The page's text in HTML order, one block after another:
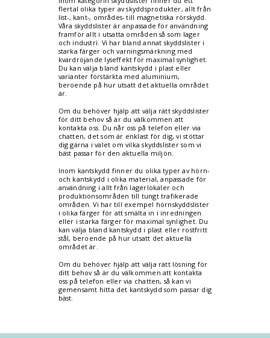
flertal olika typer av skyddsprodukter, allt från
list-, kant-, områdes- till magnetiska rörskydd.
Våra skyddslister är anpassade för användning
framför allt i utsatta områden så som lager
och industri. Vi har bland annat skyddslister i
starka färger och varningsmärkning med
kvardröjande lyseffekt för maximal synlighet.
Du kan välja bland kantskydd i plast eller
varianter förstärkta med aluminium,
beroende på hur utsatt det aktuella området
är.
Om du behöver hjälp att välja rätt skyddslister
för ditt behov så är du välkommen att
kontakta oss. Du når oss på telefon eller via
chatten, det som är enklast för dig, vi stöttar
dig gärna i valet om vilka skyddslister som vi
bäst passar för den aktuella miljön.
Inom kantskydd finner du olika typer av hörn-
och kantskydd i olika material, anpassade för
användning i allt från lagerlokaler och
produktionsområden till tungt trafikerade
områden. Vi har till exempel hörnskyddslister
i olika färger för att smälta in i inredningen
eller i starka färger för maximal synlighet. Du
kan välja bland kantskydd i plast eller rostfritt
stål, beroende på hur utsatt det aktuella
området är.
Om du behöver hjälp att välja rätt lösning för
ditt behov så är du välkommen att kontakta
oss på telefon eller via chatten, så kan vi
gemensamt hitta det kantskydd som passar dig
bäst.